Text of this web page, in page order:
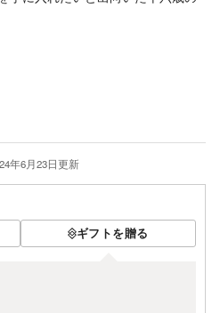
年6月23日更新
ギフトを贈る